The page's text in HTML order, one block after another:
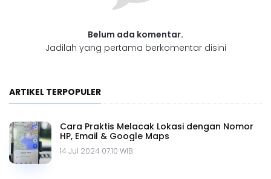
Belum ada komentar.
Jadilah yang pertama berkomentar disini
ARTIKEL TERPOPULER
Cara Praktis Melacak Lokasi dengan Nomor
HP, Email & Google Maps
14 Jul 2024 07.10 WIB